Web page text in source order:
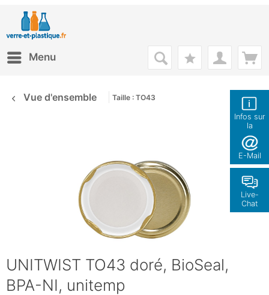
Infos sur
la
boutique
E-Mail
Live-
Chat
Menu
Vue d'ensemble Taille : TO43
UNITWIST TO43 doré, BioSeal,
BPA-NI, unitemp